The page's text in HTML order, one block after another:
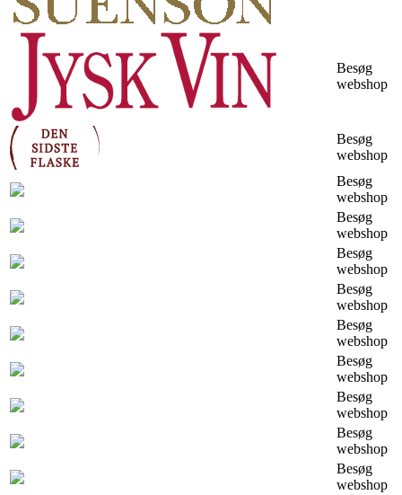
Besøg
webshop
Besøg
webshop
Besøg
webshop
Besøg
webshop
Besøg
webshop
Besøg
webshop
Besøg
webshop
Besøg
webshop
Besøg
webshop
Besøg
webshop
Besøg
webshop